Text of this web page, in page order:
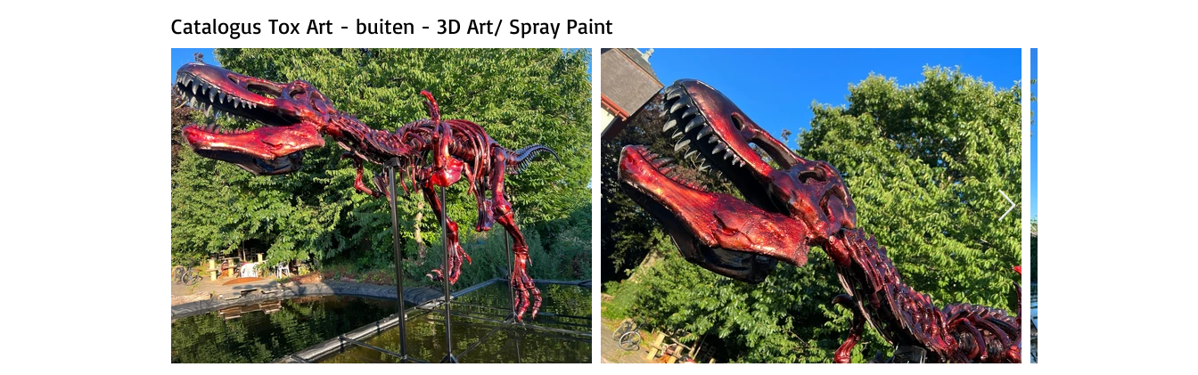
Catalogus Tox Art - buiten - 3D Art/ Spray Paint